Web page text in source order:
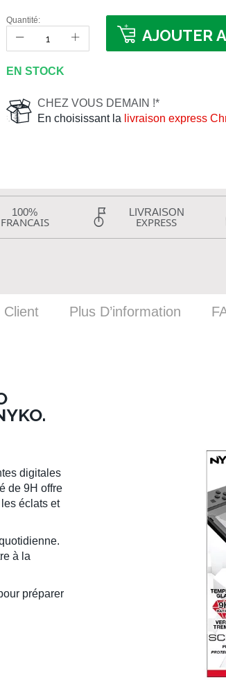
Quantité:
AJOUTER
EN STOCK
CHEZ VOUS DEMAIN !*
En choisissant la livraison express
100%
FRANCAIS
LIVRAISON
EXPRESS
digitales
de 9H offre
éclats et
à la
préparer
Client Plus D’information